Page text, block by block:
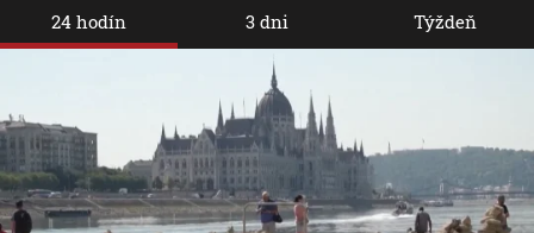
24 hodín 3 dni Týždeň